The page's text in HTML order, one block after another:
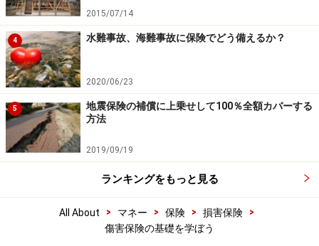
2015/07/14
4 水難事故、海難事故に保険でどう備えるか？
2020/06/23
5
地震保険の補償に上乗せして100％全額カバーする
方法
2019/09/19
ランキングをもっと見る
All About > マネー > 保険 > 損害保険
>
傷害保険の基礎を学ぼう